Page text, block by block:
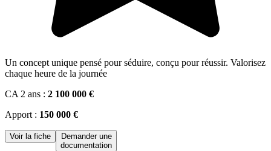
Un concept unique pensé pour séduire, conçu pour réussir. Valorisez
chaque heure de la journée
CA 2 ans : 2 100 000 €
Apport : 150 000 €
Voir la fiche
Demander une
documentation